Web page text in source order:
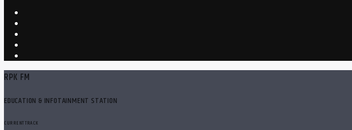
RPK FM
EDUCATION & INFOTAINMENT STATION
CURRENT TRACK